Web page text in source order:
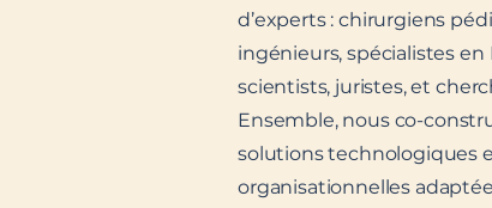
d’experts : chirurgiens
ingénieurs, spécialistes en
scientists, juristes, et
Ensemble, nous co-
solutions technologiques
organisationnelles